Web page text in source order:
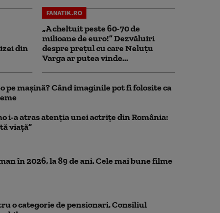
din
FANATIK.RO
„A cheltuit peste 60-70 de
milioane de euro!” Dezvăluiri
despre prețul cu care Neluțu
Varga ar putea vinde...
pe mașină? Când imaginile pot fi folosite ca
i-a atras atenția unei actrițe din România:
viață”
în 2026, la 89 de ani. Cele mai bune filme
o categorie de pensionari. Consiliul